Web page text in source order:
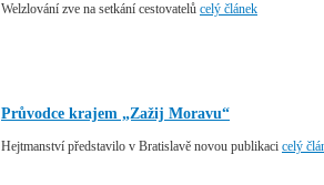
Welzlování zve na setkání cestovatelů celý článek
Průvodce krajem „Zažij Moravu“
Hejtmanství představilo v Bratislavě novou publikaci celý